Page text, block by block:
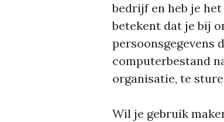
bedrijf en heb je
betekent dat je bij
persoonsgegevens
computerbestand
organisatie, te
Wil je gebruik